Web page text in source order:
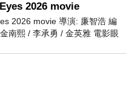
2026 movie
2026 movie 導演: 廉智浩 編
南熙 / 李承勇 / 金英雅 電影眼
珍因遺